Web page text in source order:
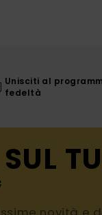
Unisciti al
fedeltà